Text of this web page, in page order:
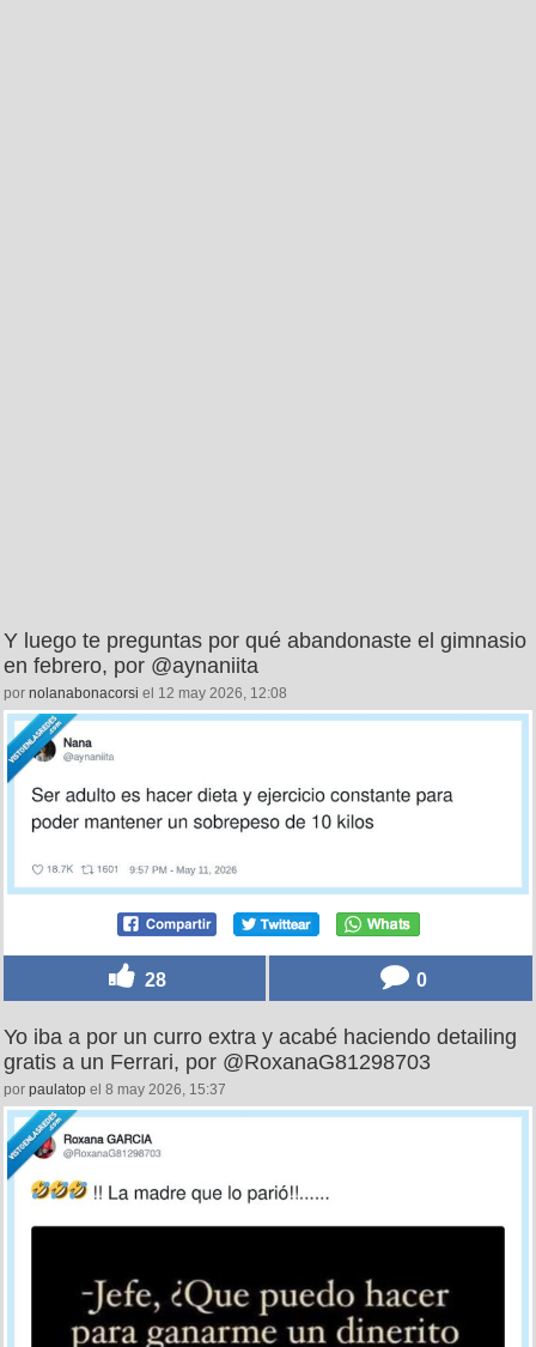
Y luego te preguntas por qué abandonaste el gimnasio
en febrero, por @aynaniita
por nolanabonacorsi el 12 may 2026, 12:08
28 0
Yo iba a por un curro extra y acabé haciendo detailing
gratis a un Ferrari, por @RoxanaG81298703
por paulatop el 8 may 2026, 15:37